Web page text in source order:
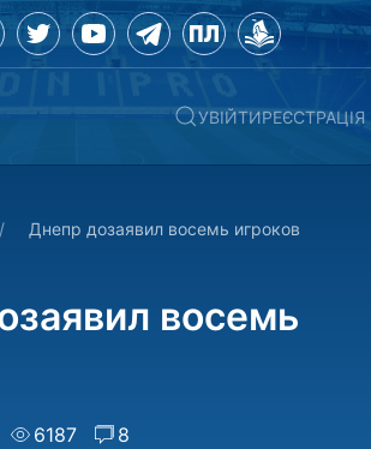
УВІЙТИРЕЄСТРАЦІЯ
Днепр дозаявил восемь игроков
восемь
6187 8